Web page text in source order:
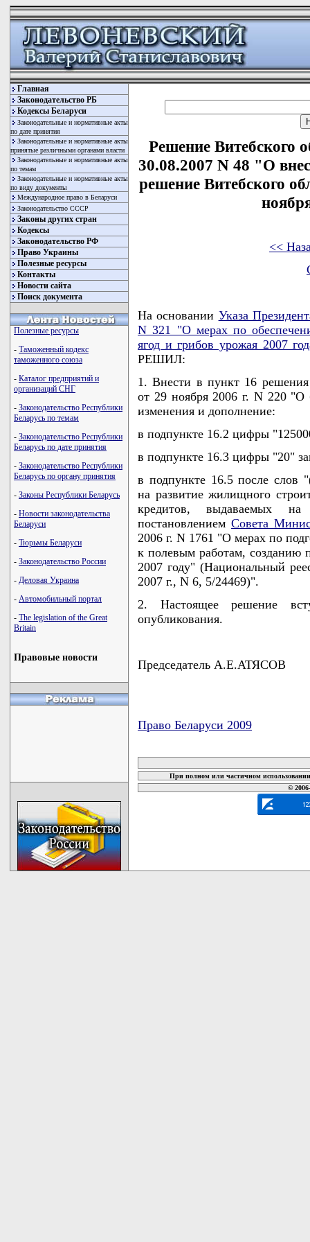
Главная
Законодательство РБ
Кодексы Беларуси
Законодательные и нормативные акты
по дате принятия
Законодательные и нормативные акты
принятые различными органами власти
Законодательные и нормативные акты
по темам
Законодательные и нормативные акты
по виду документы
Международное право в Беларуси
Законодательство СССР
Законы других стран
Кодексы
Законодательство РФ
Право Украины
Полезные ресурсы
Контакты
Новости сайта
Поиск документа
Полезные ресурсы
- Таможенный кодекс
таможенного союза
- Каталог предприятий и
организаций СНГ
- Законодательство Республики
Беларусь по темам
- Законодательство Республики
Беларусь по дате принятия
- Законодательство Республики
Беларусь по органу принятия
- Законы Республики Беларусь
- Новости законодательства
Беларуси
- Тюрьмы Беларуси
- Законодательство России
- Деловая Украина
- Автомобильный портал
- The legislation of the Great
Britain
Правовые новости
Решение Витебского
30.08.2007 N 48 "О
решение Витебского
<<
На основании Указа
N 321 "О мерах по
ягод и грибов урожая 2007
РЕШИЛ:
1. Внести в пункт 16 решения
от 29 ноября 2006 г. N 220 "О
изменения и дополнение:
в подпункте 16.2 цифры
в подпункте 16.3 цифры "20"
в подпункте 16.5 после слов
на развитие жилищного
кредитов, выдаваемых
постановлением Совета
2006 г. N 1761 "О мерах по
к полевым работам, созданию
2007 году" (Национальный
2007 г., N 6, 5/24469)".
2. Настоящее решение
опубликования.
Председатель А.Е.АТЯСОВ
Право Беларуси 2009
При полном или частичном
©